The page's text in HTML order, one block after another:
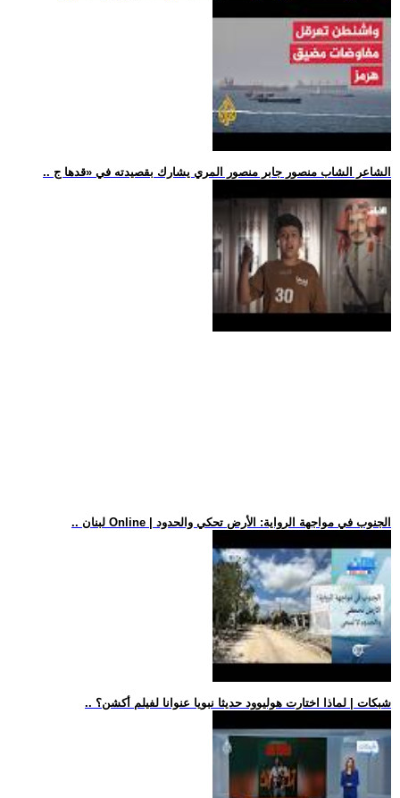
.. الشاعر الشاب منصور جابر منصور المري يشارك بقصيدته في «قدها ج
.. لبنان Online | الجنوب في مواجهة الرواية: الأرض تحكي والحدود
.. شبكات | لماذا اختارت هوليوود حديثا نبويا عنوانا لفيلم أكشن؟